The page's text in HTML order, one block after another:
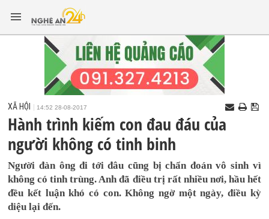
XÃ HỘI 14:52 28-08-2017
Hành trình kiếm con đau đáu của
người không có tinh binh
Người đàn ông đi tới đâu cũng bị chẩn đoán vô sinh vì
không có tinh trùng. Anh đã điều trị rất nhiều nơi, hầu hết
đều kết luận khó có con. Không ngờ một ngày, điều kỳ
diệu lại đến.